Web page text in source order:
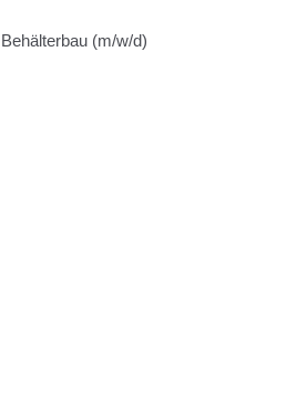
(m/w/d)